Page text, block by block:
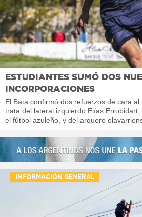
ESTUDIANTES SUMÓ DOS
INCORPORACIONES
El Bata confirmó dos refuerzos de cara al
trata del lateral izquierdo Elías
el fútbol azuleño, y del arquero
INFORMACIÓN GENERAL